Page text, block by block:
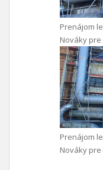
Prenájom
Nováky pre
Prenájom
Nováky pre